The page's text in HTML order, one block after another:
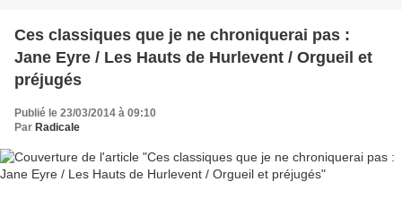
Ces classiques que je ne chroniquerai pas :
Jane Eyre / Les Hauts de Hurlevent / Orgueil et
préjugés
Publié le 23/03/2014 à 09:10
Par Radicale